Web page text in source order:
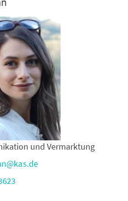
und Vermarktung